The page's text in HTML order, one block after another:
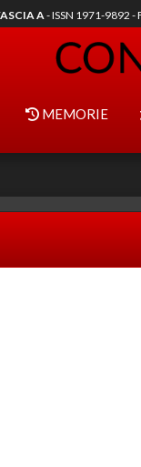
A- ISSN 1971-9892 -
MEMORIE